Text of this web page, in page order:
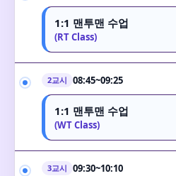
1:1 맨투맨 수업
(RT Class)
2교시 08:45~09:25
1:1 맨투맨 수업
(WT Class)
3교시 09:30~10:10